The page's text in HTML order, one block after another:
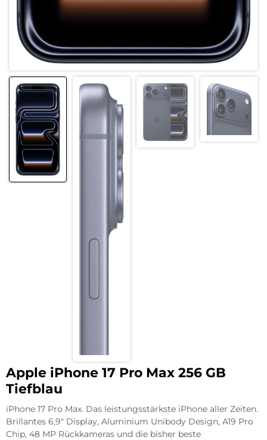
Apple iPhone 17 Pro Max 256 GB
Tiefblau
iPhone 17 Pro Max. Das leistungsstärkste iPhone aller Zeiten.
Brillantes 6,9″ Display, Aluminium Unibody Design, A19 Pro
Chip, 48 MP Rückkameras und die bisher beste